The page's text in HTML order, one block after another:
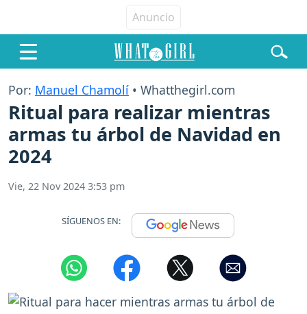
Por: Manuel Chamolí • Whatthegirl.com
Ritual para realizar mientras
armas tu árbol de Navidad en
2024
Vie, 22 Nov 2024 3:53 pm
SÍGUENOS EN: